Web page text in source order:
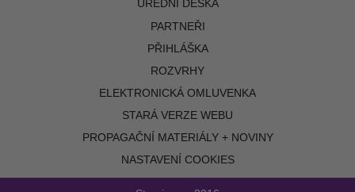
ÚŘEDNÍ DESKA
PARTNEŘI
PŘIHLÁŠKA
ROZVRHY
ELEKTRONICKÁ OMLUVENKA
STARÁ VERZE WEBU
PROPAGAČNÍ MATERIÁLY + NOVINY
NASTAVENÍ COOKIES